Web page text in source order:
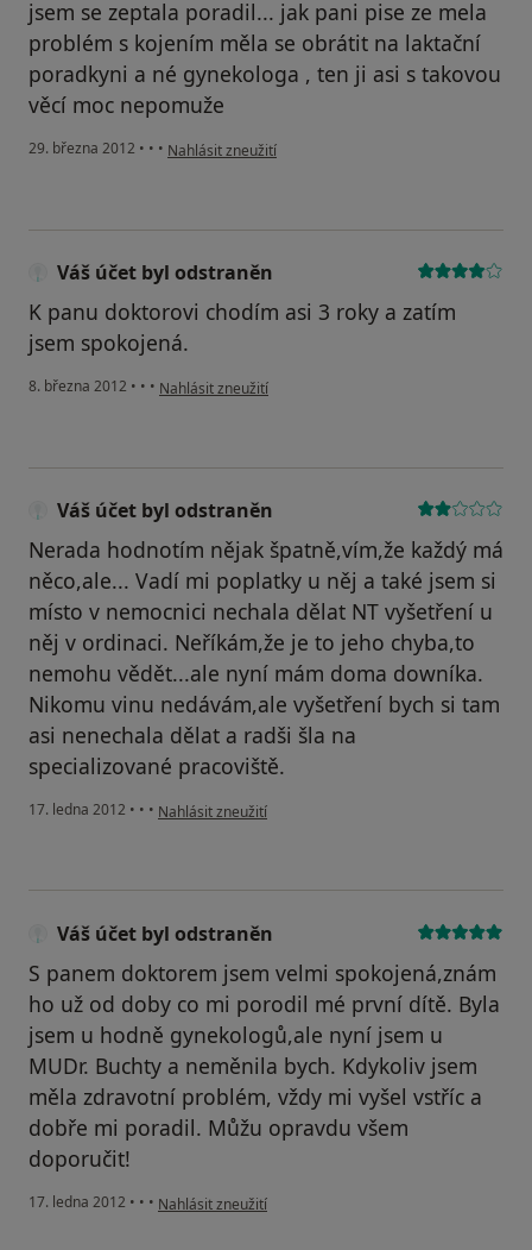
jsem se zeptala poradil... jak pani pise ze mela
problém s kojením měla se obrátit na laktační
poradkyni a né gynekologa , ten ji asi s takovou
věcí moc nepomuže
29. března 2012 • • • podle názoru uživatele Mia
Nahlásit zneužití
Váš účet byl odstraněn
K panu doktorovi chodím asi 3 roky a zatím
jsem spokojená.
8. března 2012 • • • podle názoru uživatele Váš účet byl odstraněn
Nahlásit zneužití
Váš účet byl odstraněn
Nerada hodnotím nějak špatně,vím,že každý má
něco,ale... Vadí mi poplatky u něj a také jsem si
místo v nemocnici nechala dělat NT vyšetření u
něj v ordinaci. Neříkám,že je to jeho chyba,to
nemohu vědět...ale nyní mám doma downíka.
Nikomu vinu nedávám,ale vyšetření bych si tam
asi nenechala dělat a radši šla na
specializované pracoviště.
17. ledna 2012 • • • podle názoru uživatele Váš účet byl odstraněn
Nahlásit zneužití
Váš účet byl odstraněn
S panem doktorem jsem velmi spokojená,znám
ho už od doby co mi porodil mé první dítě. Byla
jsem u hodně gynekologů,ale nyní jsem u
MUDr. Buchty a neměnila bych. Kdykoliv jsem
měla zdravotní problém, vždy mi vyšel vstříc a
dobře mi poradil. Můžu opravdu všem
doporučit!
17. ledna 2012 • • • podle názoru uživatele Váš účet byl odstraněn
Nahlásit zneužití